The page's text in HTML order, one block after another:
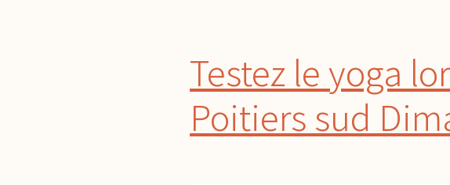
Testez le yoga
Poitiers sud